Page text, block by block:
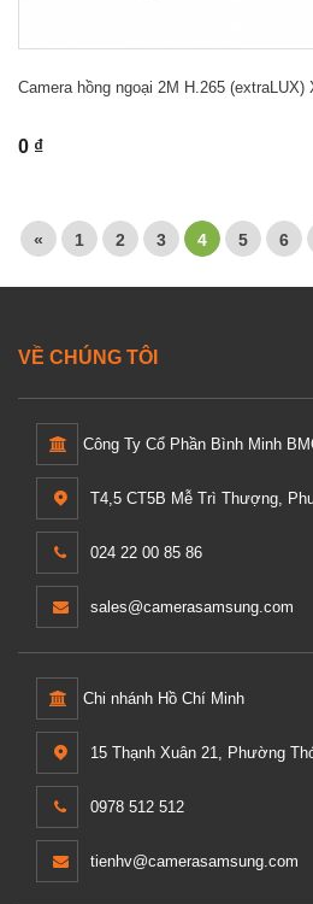
Camera hồng ngoại 2M H.265 (extraLUX)
0 ₫
« 1 2 3 4 5 6
VỀ CHÚNG TÔI
Công Ty Cổ Phần Bình Minh
T4,5 CT5B Mễ Trì Thượng,
024 22 00 85 86
sales@camerasamsung.com
Chi nhánh Hồ Chí Minh
15 Thạnh Xuân 21, Phường
0978 512 512
tienhv@camerasamsung.com